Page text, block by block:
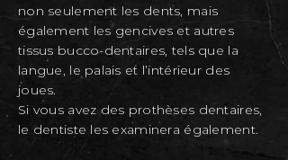
non seulement les dents, mais
également les gencives et autres
tissus bucco-dentaires, tels que la
langue, le palais et l’intérieur des
joues.
Si vous avez des prothèses dentaires,
le dentiste les examinera également.